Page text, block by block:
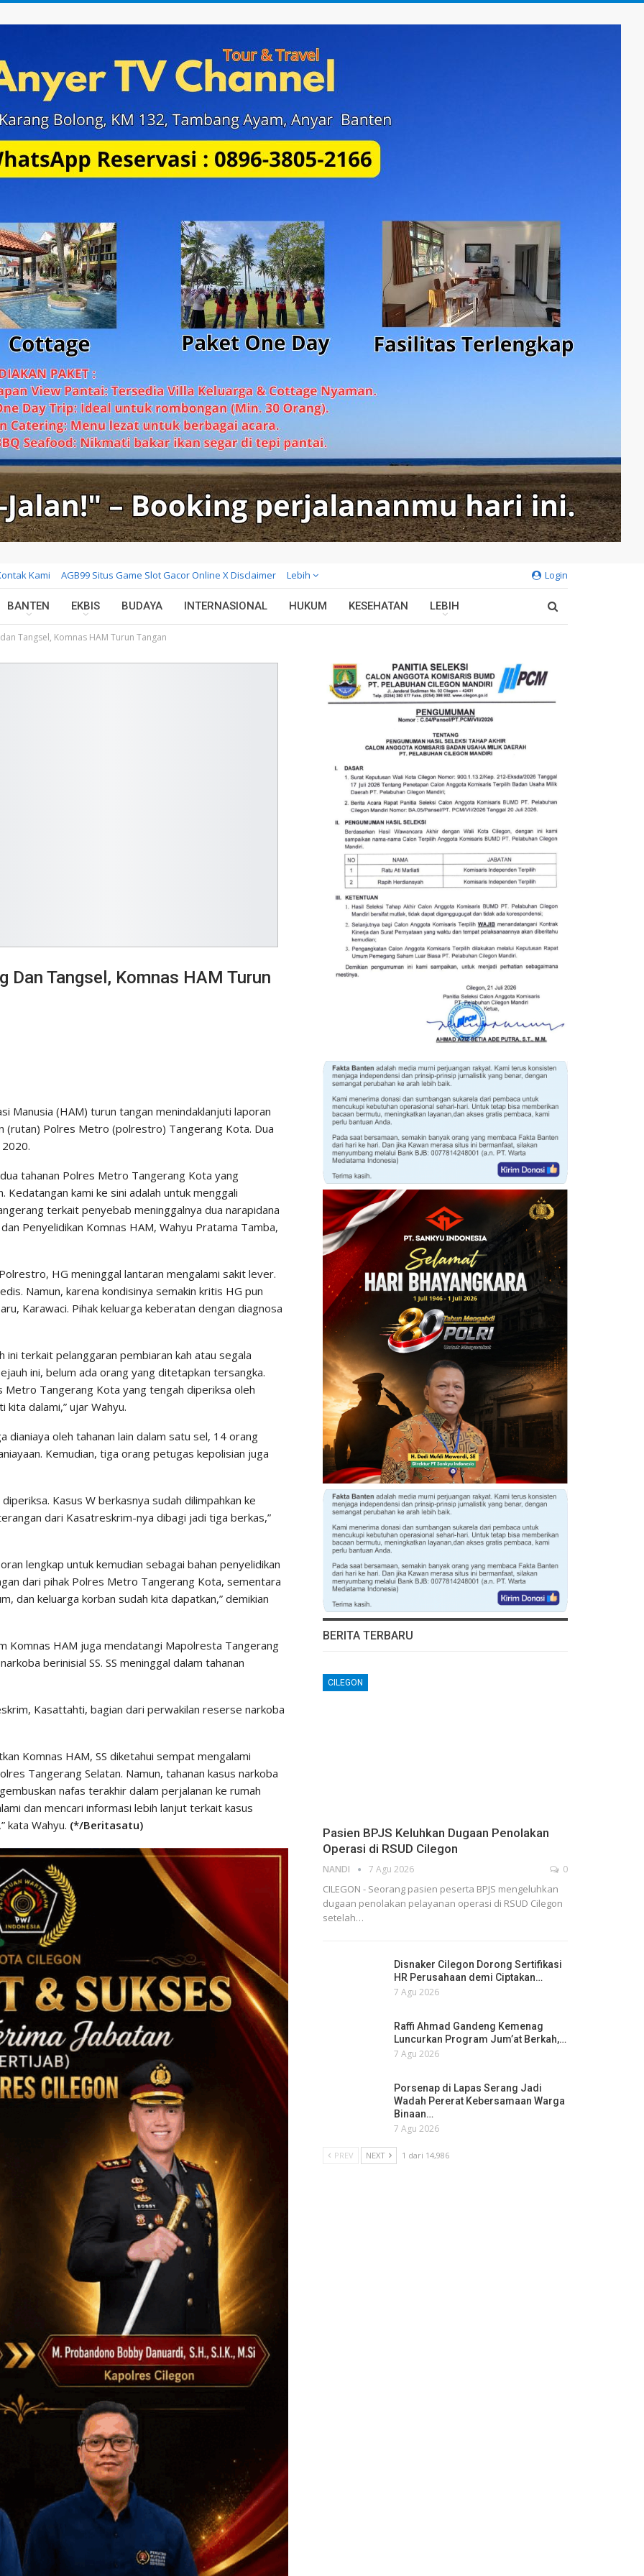
Login
Kami AGB99 Situs Game Slot Gacor Online X Disclaimer Lebih
BANTEN EKBIS BUDAYA INTERNASIONAL HUKUM KESEHATAN LEBIH
Tangsel, Komnas HAM Turun Tangan
Dan Tangsel, Komnas HAM Turun
Manusia (HAM) turun tangan menindaklanjuti laporan
(rutan) Polres Metro (polrestro) Tangerang Kota. Dua
tahanan Polres Metro Tangerang Kota yang
kami ke sini adalah untuk menggali
terkait penyebab meninggalnya dua narapidana
Penyelidikan Komnas HAM, Wahyu Pratama Tamba,
HG meninggal lantaran mengalami sakit lever.
Namun, karena kondisinya semakin kritis HG pun
Karawaci. Pihak keluarga keberatan dengan diagnosa
ini terkait pelanggaran pembiaran kah atau segala
ini, belum ada orang yang ditetapkan tersangka.
Metro Tangerang Kota yang tengah diperiksa oleh
dalami,” ujar Wahyu.
oleh tahanan lain dalam satu sel, 14 orang
Kemudian, tiga orang petugas kepolisian juga
Kasus W berkasnya sudah dilimpahkan ke
dari Kasatreskrim-nya dibagi jadi tiga berkas,”
lengkap untuk kemudian sebagai bahan penyelidikan
dari pihak Polres Metro Tangerang Kota, sementara
dan keluarga korban sudah kita dapatkan,” demikian
Komnas HAM juga mendatangi Mapolresta Tangerang
berinisial SS. SS meninggal dalam tahanan
Kasattahti, bagian dari perwakilan reserse narkoba
Komnas HAM, SS diketahui sempat mengalami
Tangerang Selatan. Namun, tahanan kasus narkoba
nafas terakhir dalam perjalanan ke rumah
dan mencari informasi lebih lanjut terkait kasus
kata Wahyu. (*/Beritasatu)
BERITA TERBARU
CILEGON
Pasien BPJS Keluhkan Dugaan Penolakan
Operasi di RSUD Cilegon
NANDI 7 Agu 2026 0
CILEGON - Seorang pasien peserta BPJS mengeluhkan
dugaan penolakan pelayanan operasi di RSUD Cilegon
setelah…
Disnaker Cilegon Dorong Sertifikasi
HR Perusahaan demi Ciptakan…
7 Agu 2026
Raffi Ahmad Gandeng Kemenag
Luncurkan Program Jum’at Berkah,…
7 Agu 2026
Porsenap di Lapas Serang Jadi
Wadah Pererat Kebersamaan Warga
Binaan…
7 Agu 2026
PREV NEXT 1 dari 14,986